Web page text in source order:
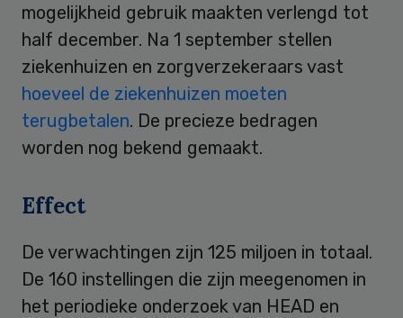
mogelijkheid gebruik maakten verlengd tot
half december. Na 1 september stellen
ziekenhuizen en zorgverzekeraars vast
hoeveel de ziekenhuizen moeten
terugbetalen. De precieze bedragen
worden nog bekend gemaakt.
Effect
De verwachtingen zijn 125 miljoen in totaal.
De 160 instellingen die zijn meegenomen in
het periodieke onderzoek van HEAD en